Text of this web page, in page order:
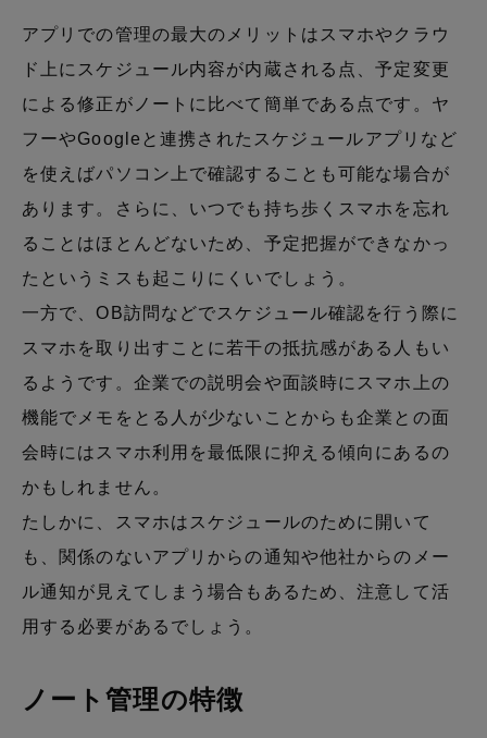
アプリでの管理の最大のメリットはスマホやクラウ
ド上にスケジュール内容が内蔵される点、予定変更
による修正がノートに比べて簡単である点です。ヤ
フーやGoogleと連携されたスケジュールアプリなど
を使えばパソコン上で確認することも可能な場合が
あります。さらに、いつでも持ち歩くスマホを忘れ
ることはほとんどないため、予定把握ができなかっ
たというミスも起こりにくいでしょう。
一方で、OB訪問などでスケジュール確認を行う際に
スマホを取り出すことに若干の抵抗感がある人もい
るようです。企業での説明会や面談時にスマホ上の
機能でメモをとる人が少ないことからも企業との面
会時にはスマホ利用を最低限に抑える傾向にあるの
かもしれません。
たしかに、スマホはスケジュールのために開いて
も、関係のないアプリからの通知や他社からのメー
ル通知が見えてしまう場合もあるため、注意して活
用する必要があるでしょう。
ノート管理の特徴